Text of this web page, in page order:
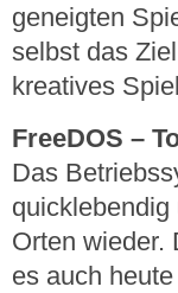
geneigten
selbst das
kreatives
FreeDOS –
Das
Orten wieder.
es auch